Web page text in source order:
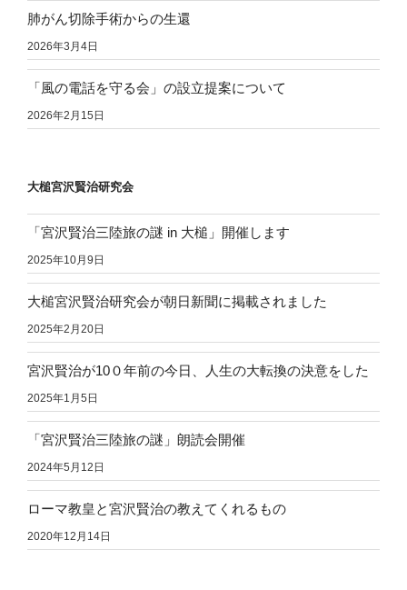
肺がん切除手術からの生還
2026年3月4日
「風の電話を守る会」の設立提案について
2026年2月15日
大槌宮沢賢治研究会
「宮沢賢治三陸旅の謎 in 大槌」開催します
2025年10月9日
大槌宮沢賢治研究会が朝日新聞に掲載されました
2025年2月20日
宮沢賢治が10０年前の今日、人生の大転換の決意をした
2025年1月5日
「宮沢賢治三陸旅の謎」朗読会開催
2024年5月12日
ローマ教皇と宮沢賢治の教えてくれるもの
2020年12月14日